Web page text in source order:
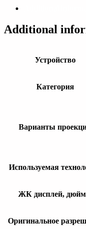
Additional
Устройство
Категория
Варианты
Используемая
ЖК дисплей,
Оригинальное